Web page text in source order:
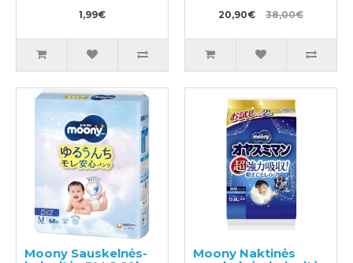
1,99€ 20,90€ 38,00€
Moony Sauskelnės-
Moony Naktinės